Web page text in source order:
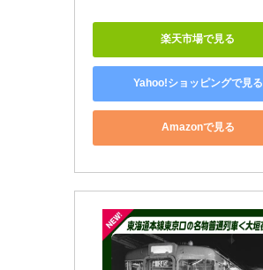
楽天市場で見る
Yahoo!ショッピングで見る
Amazonで見る